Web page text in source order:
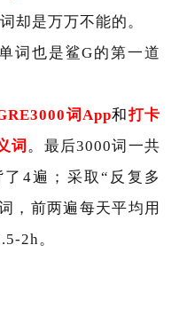
却是万万不能的。
词也是鲨G的第一道
词App和打卡
词 。 最后3000词一共
4遍；采取“反复多
，前两遍每天平均用
2h。